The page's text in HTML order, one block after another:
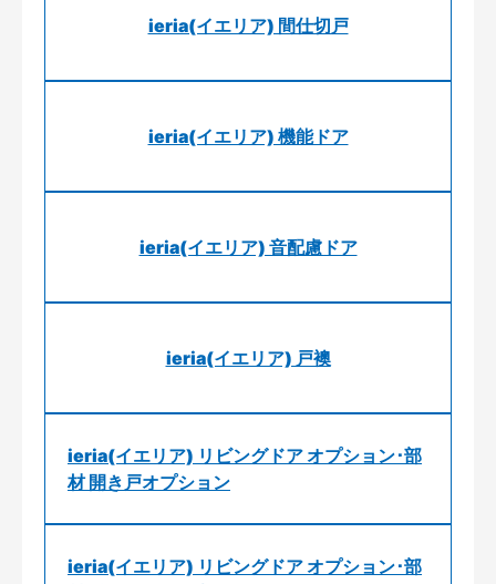
ieria(イエリア) 間仕切戸
ieria(イエリア) 機能ドア
ieria(イエリア) 音配慮ドア
ieria(イエリア) 戸襖
ieria(イエリア) リビングドア オプション･部
材 開き戸オプション
ieria(イエリア) リビングドア オプション･部